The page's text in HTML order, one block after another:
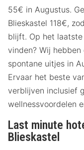
55€ in Augustus.
Blieskastel 118€,
blijft. Op het
vinden? Wij
spontane uitjes in
Ervaar het beste
verblijven inclusief
wellnessvoordelen
Last minute
Blieskastel